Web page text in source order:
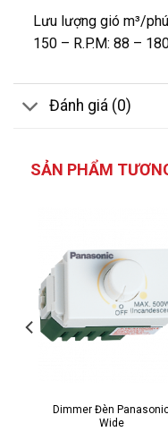
Lưu lượng gió m³/
150 – R.P.M: 88 –
Đánh giá (0)
SẢN PHẨM
Dimmer Đèn
Wide